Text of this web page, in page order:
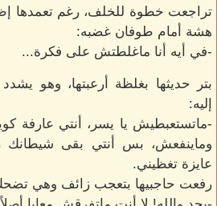
تراجعت خطوة للخلف، رغم تعمدها
هشة أمام طوفان غضبه:
-في أيه أنا ماغلطتش على فكرة...
بتر حديثها بغلظة أرعبتها، وهو
إليه:
-ماتستعبطيش يا يسر، أنتي عارفة
وماينفعش، بس أنتي بقى
عايزة تغظيني.
رفعت حاجبيها بتعجب زائف وهي